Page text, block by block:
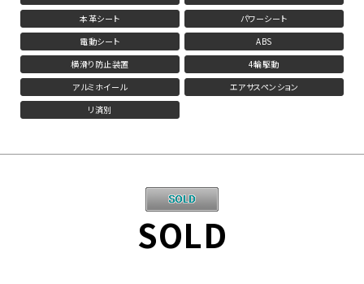
本革シート
パワーシート
電動シート
ABS
横滑り防止装置
4輪駆動
アルミホイール
エアサスペンション
リ済別
SOLD